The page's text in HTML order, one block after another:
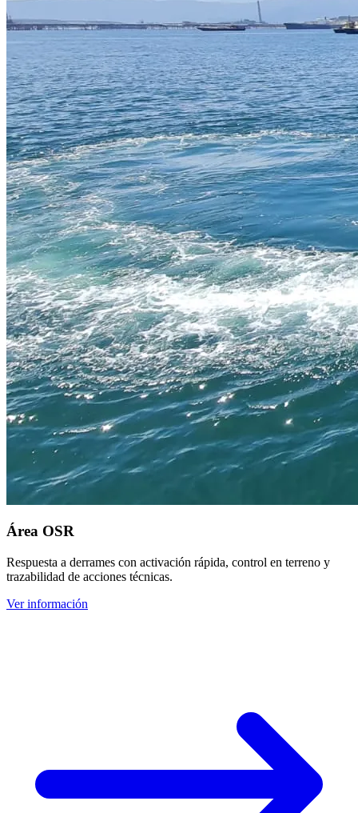
Área OSR
Respuesta a derrames con activación rápida, control en terreno y
trazabilidad de acciones técnicas.
Ver información